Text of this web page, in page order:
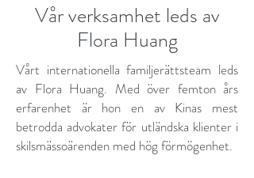
Vår verksamhet leds av
Flora Huang
Vårt internationella familjerättsteam leds
av Flora Huang. Med över femton års
erfarenhet är hon en av Kinas mest
betrodda advokater för utländska klienter i
skilsmässoärenden med hög förmögenhet.